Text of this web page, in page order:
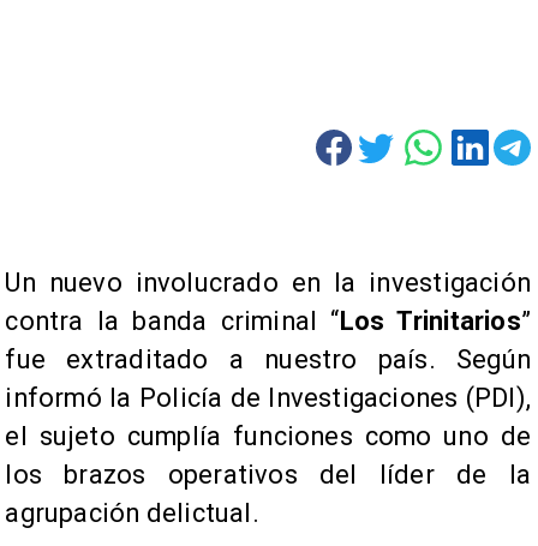
Un nuevo involucrado en la investigación
contra la banda criminal “Los Trinitarios”
fue extraditado a nuestro país. Según
informó la Policía de Investigaciones (PDI),
el sujeto cumplía funciones como uno de
los brazos operativos del líder de la
agrupación delictual.